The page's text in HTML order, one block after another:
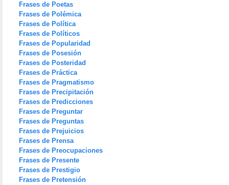
Frases de Poetas
Frases de Polémica
Frases de Política
Frases de Políticos
Frases de Popularidad
Frases de Posesión
Frases de Posteridad
Frases de Práctica
Frases de Pragmatismo
Frases de Precipitación
Frases de Predicciones
Frases de Preguntar
Frases de Preguntas
Frases de Prejuicios
Frases de Prensa
Frases de Preocupaciones
Frases de Presente
Frases de Prestigio
Frases de Pretensión